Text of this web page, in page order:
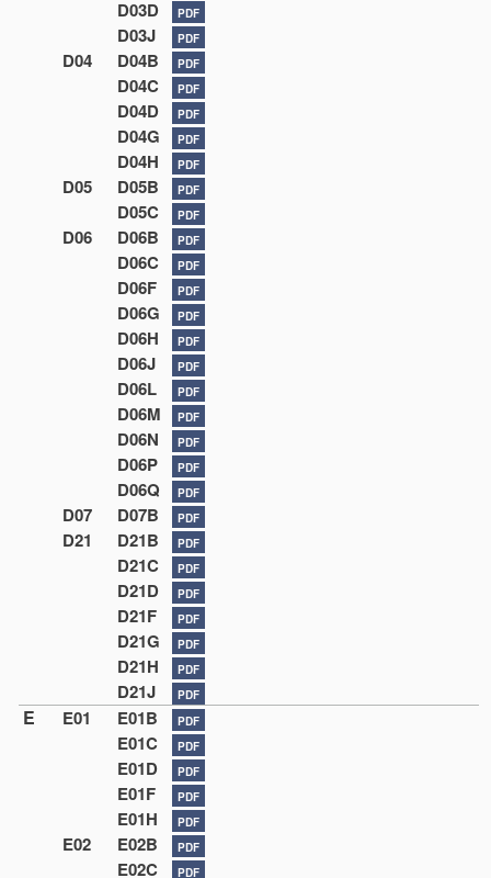
D03D PDF
D03J PDF
D04 D04B PDF
D04C PDF
D04D PDF
D04G PDF
D04H PDF
D05 D05B PDF
D05C PDF
D06 D06B PDF
D06C PDF
D06F PDF
D06G PDF
D06H PDF
D06J PDF
D06L PDF
D06M PDF
D06N PDF
D06P PDF
D06Q PDF
D07 D07B PDF
D21 D21B PDF
D21C PDF
D21D PDF
D21F PDF
D21G PDF
D21H PDF
D21J PDF
E E01 E01B PDF
E01C PDF
E01D PDF
E01F PDF
E01H PDF
E02 E02B PDF
E02C PDF